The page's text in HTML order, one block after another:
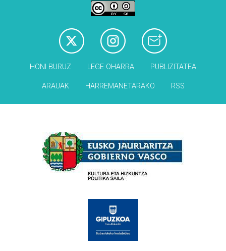
HONI BURUZ LEGE OHARRA PUBLIZITATEA
ARAUAK HARREMANETARAKO RSS